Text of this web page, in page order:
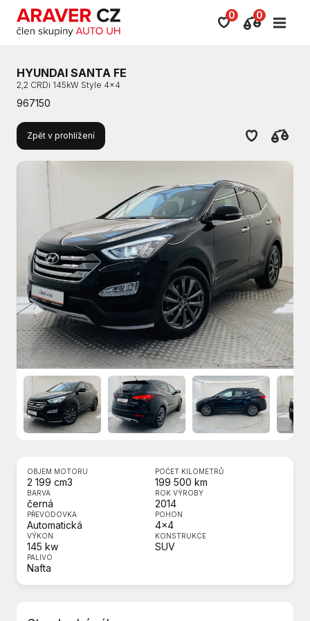
0 0
HYUNDAI SANTA FE
2,2 CRDi 145kW Style 4x4
967150
Zpět v prohlížení
OBJEM MOTORU
2 199 cm3
POČET KILOMETRŮ
199 500 km
BARVA
černá
ROK VÝROBY
2014
PŘEVODOVKA
Automatická
POHON
4x4
VÝKON
145 kw
KONSTRUKCE
SUV
PALIVO
Nafta